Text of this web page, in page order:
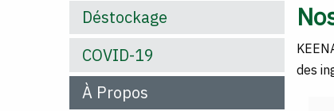
Déstockage
COVID-19
À Propos
des